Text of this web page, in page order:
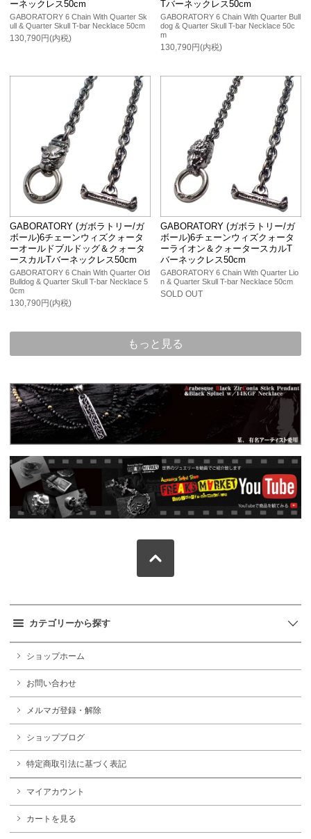
ーネックレス50cm
GABORATORY 6 Chain With Quarter Sk
ull & Quarter Skull T-bar Necklace 50cm
130,790円(内税)
Tバーネックレス50cm
GABORATORY 6 Chain With Quarter Bull
dog & Quarter Skull T-bar Necklace 50c
m
130,790円(内税)
GABORATORY (ガボラトリー/ガ
ボール)6チェーンウィズクォータ
ーオールドブルドッグ＆クォータ
ースカルTバーネックレス50cm
GABORATORY 6 Chain With Quarter Old
Bulldog & Quarter Skull T-bar Necklace 5
0cm
130,790円(内税)
GABORATORY (ガボラトリー/ガ
ボール)6チェーンウィズクォータ
ーライオン＆クォータースカルT
バーネックレス50cm
GABORATORY 6 Chain With Quarter Lio
n & Quarter Skull T-bar Necklace 50cm
SOLD OUT
もっと見る
カテゴリーから探す
ショップホーム
お問い合わせ
メルマガ登録・解除
ショップブログ
特定商取引法に基づく表記
マイアカウント
カートを見る